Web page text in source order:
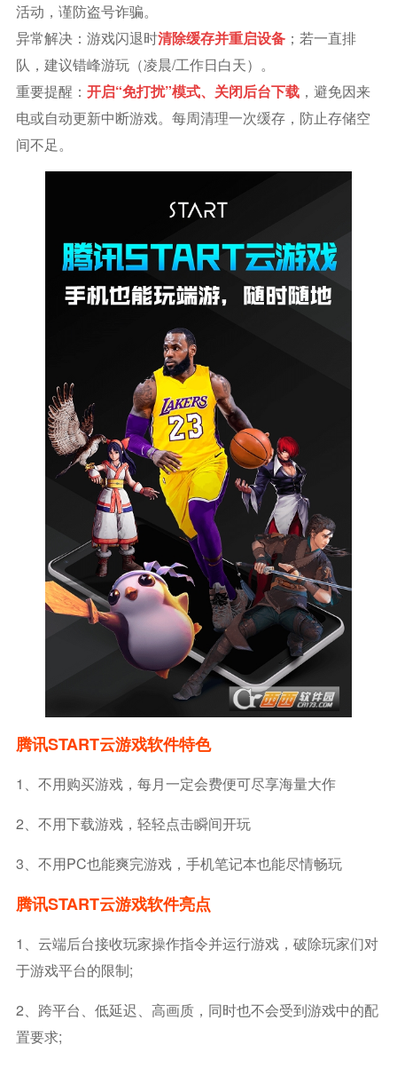
活动，谨防盗号诈骗。
异常解决：游戏闪退时清除缓存并重启设备；若一直排
队，建议错峰游玩（凌晨/工作日白天）。
重要提醒： 开启“免打扰”模式、关闭后台下载，避免因来
电或自动更新中断游戏。每周清理一次缓存，防止存储空
间不足。
腾讯START云游戏软件特色
1、不用购买游戏，每月一定会费便可尽享海量大作
2、不用下载游戏，轻轻点击瞬间开玩
3、不用PC也能爽完游戏，手机笔记本也能尽情畅玩
腾讯START云游戏软件亮点
1、云端后台接收玩家操作指令并运行游戏，破除玩家们对
于游戏平台的限制;
2、跨平台、低延迟、高画质，同时也不会受到游戏中的配
置要求;